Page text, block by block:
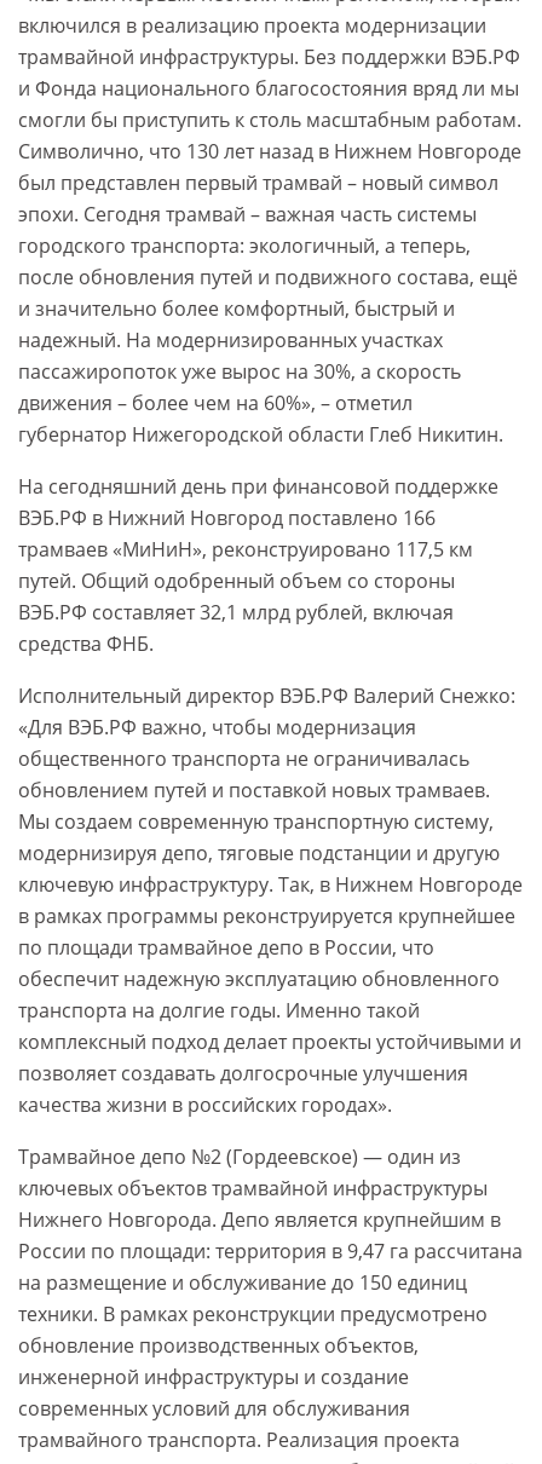
включился в реализацию проекта модернизации
трамвайной инфраструктуры. Без поддержки ВЭБ.РФ
и Фонда национального благосостояния вряд ли мы
смогли бы приступить к столь масштабным работам.
Символично, что 130 лет назад в Нижнем Новгороде
был представлен первый трамвай – новый символ
эпохи. Сегодня трамвай – важная часть системы
городского транспорта: экологичный, а теперь,
после обновления путей и подвижного состава, ещё
и значительно более комфортный, быстрый и
надежный. На модернизированных участках
пассажиропоток уже вырос на 30%, а скорость
движения – более чем на 60%», – отметил
губернатор Нижегородской области Глеб Никитин.
На сегодняшний день при финансовой поддержке
ВЭБ.РФ в Нижний Новгород поставлено 166
трамваев «МиНиН», реконструировано 117,5 км
путей. Общий одобренный объем со стороны
ВЭБ.РФ составляет 32,1 млрд рублей, включая
средства ФНБ.
Исполнительный директор ВЭБ.РФ Валерий Снежко:
«Для ВЭБ.РФ важно, чтобы модернизация
общественного транспорта не ограничивалась
обновлением путей и поставкой новых трамваев.
Мы создаем современную транспортную систему,
модернизируя депо, тяговые подстанции и другую
ключевую инфраструктуру. Так, в Нижнем Новгороде
в рамках программы реконструируется крупнейшее
по площади трамвайное депо в России, что
обеспечит надежную эксплуатацию обновленного
транспорта на долгие годы. Именно такой
комплексный подход делает проекты устойчивыми и
позволяет создавать долгосрочные улучшения
качества жизни в российских городах».
Трамвайное депо №2 (Гордеевское) — один из
ключевых объектов трамвайной инфраструктуры
Нижнего Новгорода. Депо является крупнейшим в
России по площади: территория в 9,47 га рассчитана
на размещение и обслуживание до 150 единиц
техники. В рамках реконструкции предусмотрено
обновление производственных объектов,
инженерной инфраструктуры и создание
современных условий для обслуживания
трамвайного транспорта. Реализация проекта